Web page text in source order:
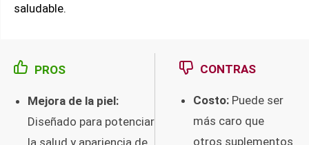
saludable.
PROS
Mejora de la piel:
Diseñado para potenciar
la salud y apariencia de
CONTRAS
Costo: Puede ser
más caro que
otros suplementos